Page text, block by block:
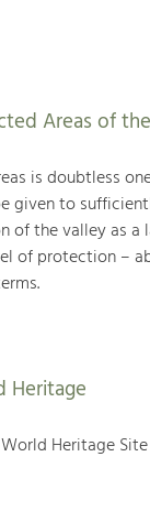
Areas of
is doubtless
given to
of the valley as
of protection –
Heritage
Heritage